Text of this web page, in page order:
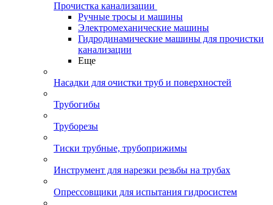
Прочистка канализации
Ручные тросы и машины
Электромеханические машины
Гидродинамические машины для прочистки
канализации
Еще
Насадки для очистки труб и поверхностей
Трубогибы
Труборезы
Тиски трубные, трубоприжимы
Инструмент для нарезки резьбы на трубах
Опрессовщики для испытания гидросистем